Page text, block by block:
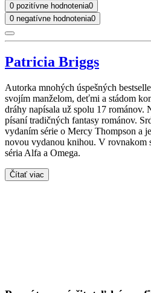
0 pozitívne hodnotenia0
0 negatívne hodnotenia0
Patricia Briggs
Autorka mnohých úspešných
svojím manželom, deťmi a stádom
dráhy napísala už spolu 17 románov.
písaní tradičných fantasy románov.
vydaním série o Mercy Thompson a
novou vydanou knihou. V rovnakom
séria Alfa a Omega.
Čítať viac